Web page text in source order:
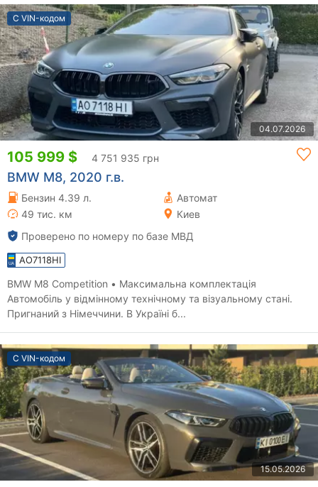
С VIN-кодом
04.07.2026
105 999 $ 4 751 935 грн
BMW M8, 2020 г.в.
Бензин 4.39 л.
Автомат
49 тис. км
Киев
Проверено по номеру по базе МВД
AO7118HI
BMW M8 Competition • Максимальна комплектація
Автомобіль у відмінному технічному та візуальному стані.
Пригнаний з Німеччини. В Україні б...
С VIN-кодом
15.05.2026